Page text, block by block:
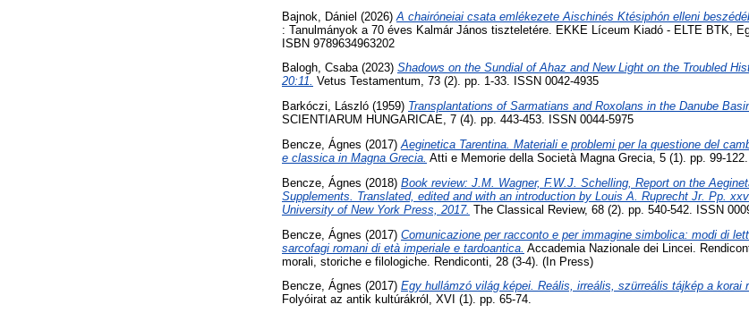
Bajnok, Dániel (2026) A chairóneiai csata emlékezete Aischinés Ktésiphón elleni
: Tanulmányok a 70 éves Kalmár János tiszteletére. EKKE Líceum Kiadó - ELTE BTK,
ISBN 9789634963202
Balogh, Csaba(2023) Shadows on the Sundial of Ahaz and New Light on the Troubled
20:11. Vetus Testamentum, 73 (2). pp. 1-33. ISSN 0042-4935
Barkóczi, László (1959) Transplantations of Sarmatians and Roxolans in the Danube
SCIENTIARUM HUNGARICAE, 7 (4). pp. 443-453. ISSN 0044-5975
Bencze, Ágnes (2017) Aeginetica Tarentina. Materiali e problemi per la questione del
e classica in Magna Grecia. Atti e Memorie della Società Magna Grecia, 5 (1). pp. 99-
Bencze, Ágnes (2018) Book review: J.M. Wagner, F.W.J. Schelling, Report on the
Supplements. Translated, edited and with an introduction by Louis A. Ruprecht Jr. Pp.
University of New York Press, 2017. The Classical Review, 68 (2). pp. 540-542. ISSN
Bencze, Ágnes (2017) Comunicazione per racconto e per immagine simbolica: modi di
sarcofagi romani di età imperiale e tardoantica. Accademia Nazionale dei Lincei.
morali, storiche e filologiche. Rendiconti, 28 (3-4). (In Press)
Bencze, Ágnes (2017) Egy hullámzó világ képei. Reális, irreális, szürreális tájkép a korai
Folyóirat az antik kultúrákról, XVI (1). pp. 65-74.